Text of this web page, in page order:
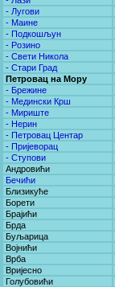
- Лугови
- Маине
- Подкошљун
- Розино
- Свети Никола
- Стари Град
Петровац на Мору
- Брежине
- Медински Крш
- Мириште
- Нерин
- Петровац Центар
- Пријеворац
- Ступови
Андровићи
Бечићи
Близикуће
Борети
Брајићи
Брда
Буљарица
Војнићи
Врба
Вријесно
Голубовићи